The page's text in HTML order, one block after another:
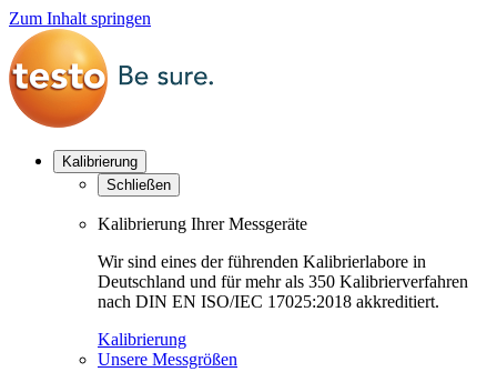
Zum Inhalt springen
Kalibrierung
Schließen
Kalibrierung Ihrer Messgeräte
Wir sind eines der führenden Kalibrierlabore in
Deutschland und für mehr als 350 Kalibrierverfahren
nach DIN EN ISO/IEC 17025:2018 akkreditiert.
Kalibrierung
Unsere Messgrößen